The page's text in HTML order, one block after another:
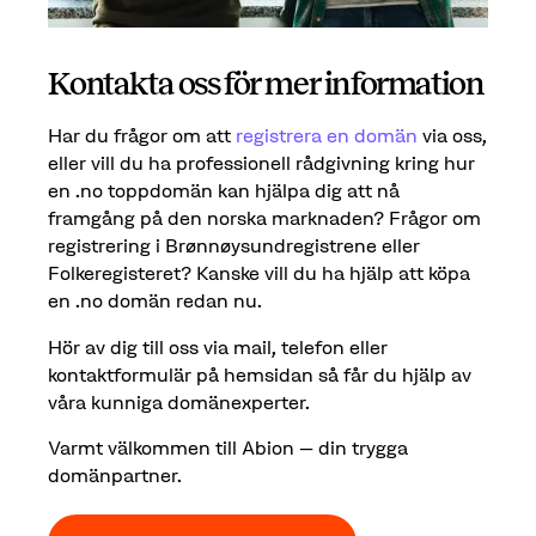
Kontakta oss för mer information
Har du frågor om att registrera en domän via oss,
eller vill du ha professionell rådgivning kring hur
en .no toppdomän kan hjälpa dig att nå
framgång på den norska marknaden? Frågor om
registrering i Brønnøysundregistrene eller
Folkeregisteret? Kanske vill du ha hjälp att köpa
en .no domän redan nu.
Hör av dig till oss via mail, telefon eller
kontaktformulär på hemsidan så får du hjälp av
våra kunniga domänexperter.
Varmt välkommen till Abion – din trygga
domänpartner.